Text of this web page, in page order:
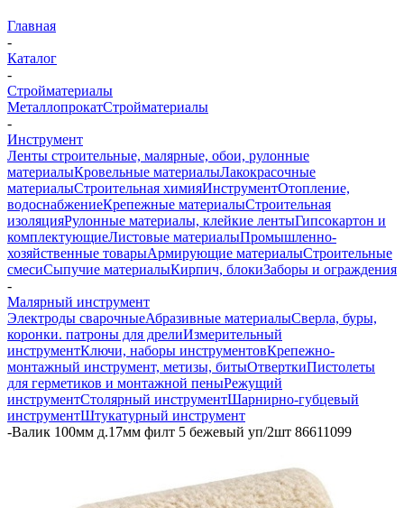
Главная
-
Каталог
-
Стройматериалы
МеталлопрокатСтройматериалы
-
Инструмент
Ленты строительные, малярные, обои, рулонные
материалыКровельные материалыЛакокрасочные
материалыСтроительная химияИнструментОтопление,
водоснабжениеКрепежные материалыСтроительная
изоляцияРулонные материалы, клейкие лентыГипсокартон и
комплектующиеЛистовые материалыПромышленно-
хозяйственные товарыАрмирующие материалыСтроительные
смесиСыпучие материалыКирпич, блокиЗаборы и ограждения
-
Малярный инструмент
Электроды сварочныеАбразивные материалыСверла, буры,
коронки. патроны для дрелиИзмерительный
инструментКлючи, наборы инструментовКрепежно-
монтажный инструмент, метизы, битыОтверткиПистолеты
для герметиков и монтажной пеныРежущий
инструментСтолярный инструментШарнирно-губцевый
инструментШтукатурный инструмент
-Валик 100мм д.17мм филт 5 бежевый уп/2шт 86611099